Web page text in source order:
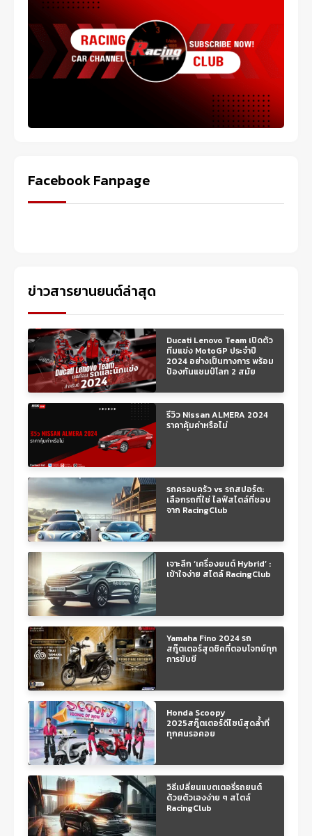
Facebook Fanpage
ข่าวสารยานยนต์ล่าสุด
Ducati Lenovo Team เปิดตัว
ทีมแข่ง MotoGP ประจำปี
2024 อย่างเป็นทางการ พร้อม
ป้องกันแชมป์โลก 2 สมัย
รีวิว Nissan ALMERA 2024
ราคาคุ้มค่าหรือไม่
รถครอบครัว vs รถสปอร์ต:
เลือกรถที่ใช่ ไลฟ์สไตล์ที่ชอบ
จาก RacingClub
เจาะลึก ‘เครื่องยนต์ Hybrid’ :
เข้าใจง่าย สไตล์ RacingClub
Yamaha Fino 2024 รถ
สกู๊ตเตอร์สุดชิคที่ตอบโจทย์ทุก
การขับขี
Honda Scoopy
2025สกู๊ตเตอร์ดีไซน์สุดล้ำที่
ทุกคนรอคอย
วิธีเปลี่ยนแบตเตอรี่รถยนต์
ด้วยตัวเองง่าย ๆ สไตล์
RacingClub